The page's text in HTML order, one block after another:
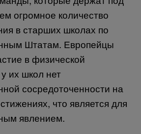
огромное количество
в старших школах по
Штатам. Европейцы
в физической
их школ нет
сосредоточенности на
что является для
явлением.